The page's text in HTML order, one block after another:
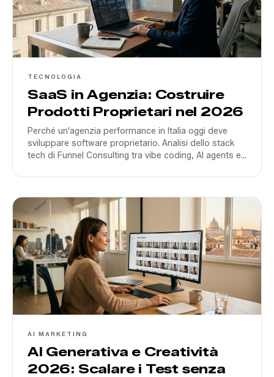
TECNOLOGIA
SaaS in Agenzia: Costruire
Prodotti Proprietari nel 2026
Perché un'agenzia performance in Italia oggi deve
sviluppare software proprietario. Analisi dello stack
tech di Funnel Consulting tra vibe coding, AI agents e
AI MARKETING
AI Generativa e Creatività
2026: Scalare i Test senza